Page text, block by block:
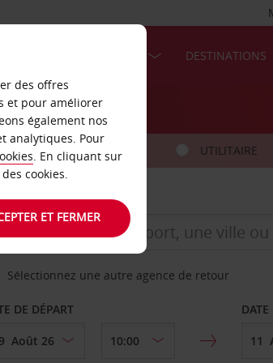
DESTINATIONS
VOITURE UTILITAIRE
DE DÉPART
Sélectionnez une autre agence de retour
DE DÉPART DATE
des offres
et pour améliorer
également nos
analytiques. Pour
. En cliquant sur
cookies.
ET FERMER